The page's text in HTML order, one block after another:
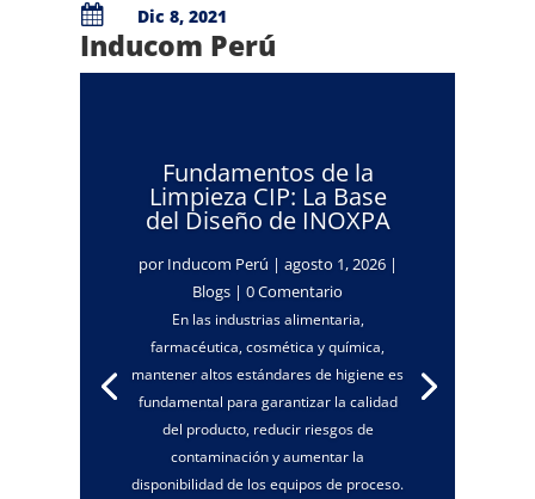
 Dic 8, 2021
Inducom Perú
Fundamentos de la
Limpieza CIP: La Base
del Diseño de INOXPA
por Inducom Perú | agosto 1, 2026|
Blogs | 0 Comentario
En las industrias alimentaria,
farmacéutica, cosmética y química,
mantener altos estándares de higiene es
fundamental para garantizar la calidad
del producto, reducir riesgos de
contaminación y aumentar la
disponibilidad de los equipos de proceso.